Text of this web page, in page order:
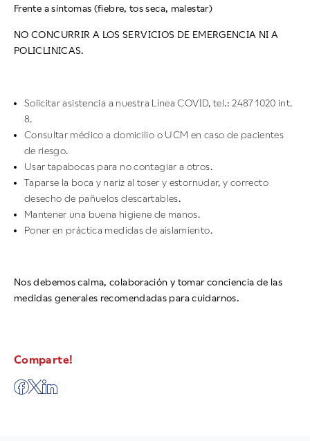
Frente a síntomas (fiebre, tos seca, malestar)
NO CONCURRIR A LOS SERVICIOS DE EMERGENCIA NI A
POLICLINICAS.
Solicitar asistencia a nuestra Línea COVID, tel.: 2487 1020 int.
8.
Consultar médico a domicilio o UCM en caso de pacientes
de riesgo.
Usar tapabocas para no contagiar a otros.
Taparse la boca y nariz al toser y estornudar, y correcto
desecho de pañuelos descartables.
Mantener una buena higiene de manos.
Poner en práctica medidas de aislamiento.
Nos debemos calma, colaboración y tomar conciencia de las
medidas generales recomendadas para cuidarnos.
Comparte!